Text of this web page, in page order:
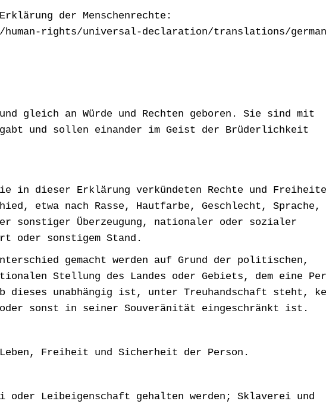
der Menschenrechte:
human-rights/universal-declaration/translations/
gleich an Würde und Rechten geboren. Sie sind mit
und sollen einander im Geist der Brüderlichkeit
in dieser Erklärung verkündeten Rechte und
etwa nach Rasse, Hautfarbe, Geschlecht, Sprache,
sonstiger Überzeugung, nationaler oder sozialer
oder sonstigem Stand.
gemacht werden auf Grund der politischen,
Stellung des Landes oder Gebiets, dem eine
dieses unabhängig ist, unter Treuhandschaft steht,
sonst in seiner Souveränität eingeschränkt ist.
Freiheit und Sicherheit der Person.
oder Leibeigenschaft gehalten werden; Sklaverei und